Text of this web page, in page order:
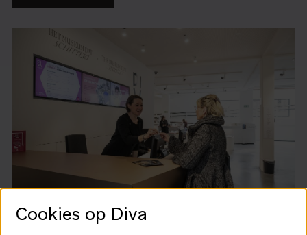
Cookies op Diva